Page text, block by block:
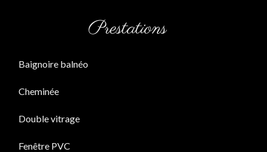
Prestations
Baignoire balnéo
Cheminée
Double vitrage
Fenêtre PVC